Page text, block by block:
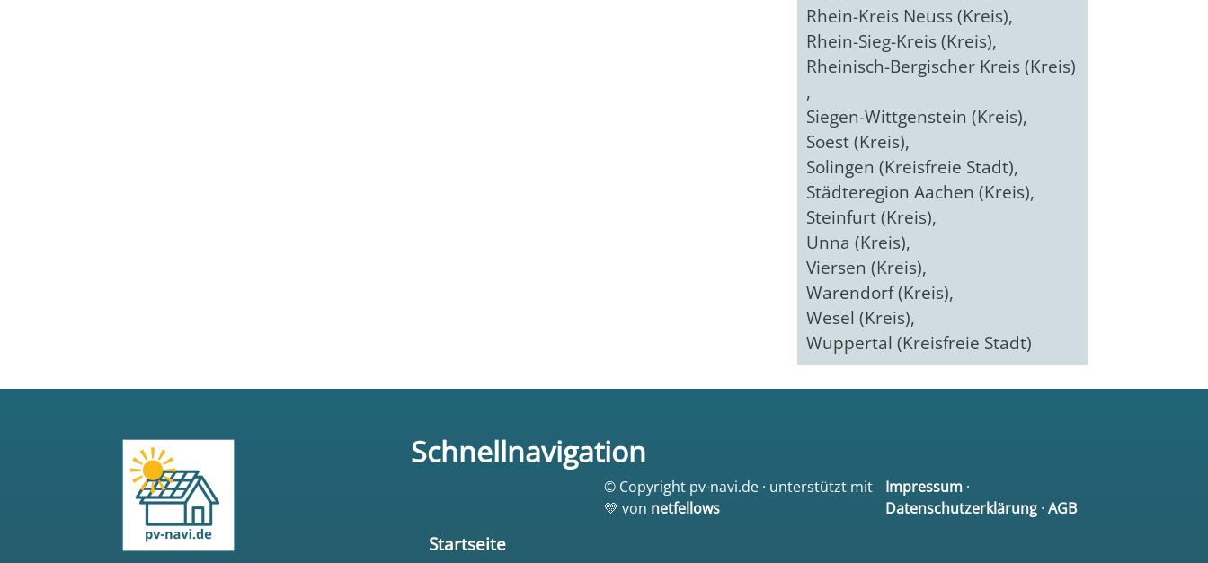
Rhein-Kreis Neuss (Kreis),
Rhein-Sieg-Kreis (Kreis),
Rheinisch-Bergischer Kreis (Kreis)
,
Siegen-Wittgenstein (Kreis),
Soest (Kreis),
Solingen (Kreisfreie Stadt),
Städteregion Aachen (Kreis),
Steinfurt (Kreis),
Unna (Kreis),
Viersen (Kreis),
Warendorf (Kreis),
Wesel (Kreis),
Wuppertal (Kreisfreie Stadt)
Schnellnavigation
Startseite
© Copyright pv-navi.de · unterstützt mit
💛 von netfellows
Impressum·
Datenschutzerklärung· AGB